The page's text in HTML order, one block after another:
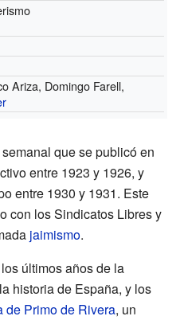
Ariza, Domingo Farell,
que se publicó en
entre 1923 y 1926, y
entre 1930 y 1931. Este
con los Sindicatos Libres y
jaimismo.
últimos años de la
historia de España, y los
de Primo de Rivera, un